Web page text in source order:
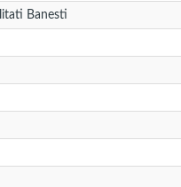
Banesti